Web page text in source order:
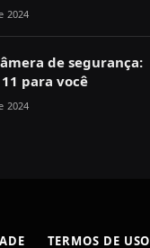
2024
de segurança:
para você
2024
TERMOS DE USO